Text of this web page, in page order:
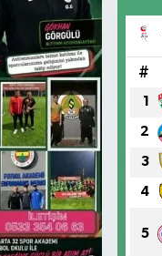
#
1
2
3
4
5